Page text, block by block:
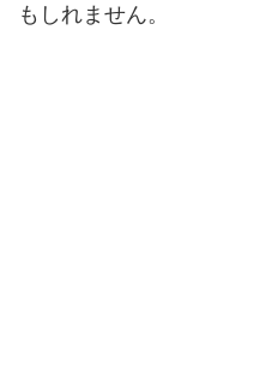
もしれません。